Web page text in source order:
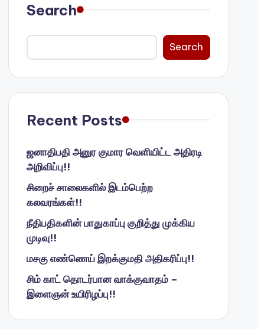
Search
Search
Recent Posts
ஜனாதிபதி அனுர குமார வெளியிட்ட அதிரடி
அறிவிப்பு!!
சிறைச் சாலைகளில் இடம்பெற்ற
கலவரங்கள்!!
நீதிபதிகளின் பாதுகாப்பு குறித்து முக்கிய
முடிவு!!
மசகு எண்ணெய் இறக்குமதி அதிகரிப்பு!!
சிம் காட் தொடர்பான வாக்குவாதம் –
இளைஞன் உயிரிழப்பு!!